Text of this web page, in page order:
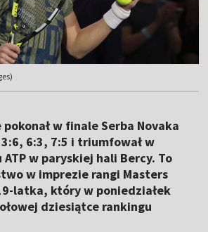
pokonał w finale Serba Novaka
6:3, 7:5 i triumfował w
w paryskiej hali Bercy. To
w imprezie rangi Masters
latka, który w poniedziałek
dziesiątce rankingu